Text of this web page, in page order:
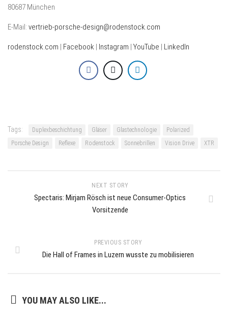
80687 München
E-Mail: vertrieb-porsche-design@rodenstock.com
rodenstock.com | Facebook | Instagram | YouTube | LinkedIn
Tags: Duplexbeschichtung Gläser Glastechnologie
Polarized
Porsche Design
Reflexe Rodenstock Sonnebrillen Vision Drive XTR
NEXT STORY
Spectaris: Mirjam Rösch ist neue Consumer-Optics
Vorsitzende
PREVIOUS STORY
Die Hall of Frames in Luzern wusste zu mobilisieren
YOU MAY ALSO LIKE...